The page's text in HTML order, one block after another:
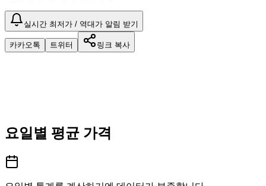
실시간 최저가 / 역대가 알림 받기
카카오톡 트위터 링크 복사
요일별 평균 가격